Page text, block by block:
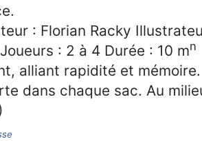
: Florian Racky
: 2 à 4 Durée : 10 mn
alliant rapidité et
dans chaque sac. Au